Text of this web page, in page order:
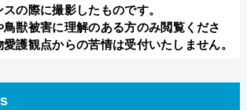
の際に撮影したものです。
鳥獣被害に理解のある方のみ閲覧くださ
護観点からの苦情は受付いたしません。